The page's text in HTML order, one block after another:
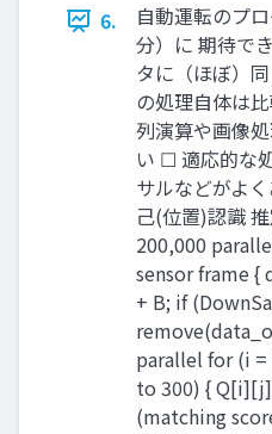
6.
自動運転のプ
分）に 期待で
タに（ほぼ）
の処理自体は
列演算や画像
い ☐ 適応的な
サルなどがよ
己(位置)認識
200,000
sensor frame
+ B; if
parallel for (i
to 300) {
(matching